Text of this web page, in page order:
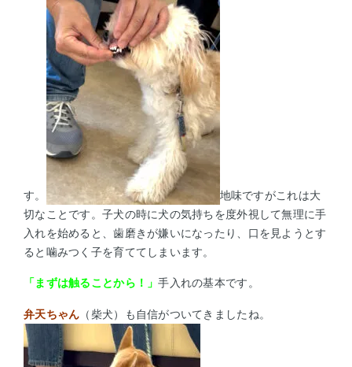
す。
地味ですがこれは大
切なことです。子犬の時に犬の気持ちを度外視して無理に手
入れを始めると、歯磨きが嫌いになったり、口を見ようとす
ると噛みつく子を育ててしまいます。
「まずは触ることから！」手入れの基本です。
弁天ちゃん （柴犬）も自信がついてきましたね。